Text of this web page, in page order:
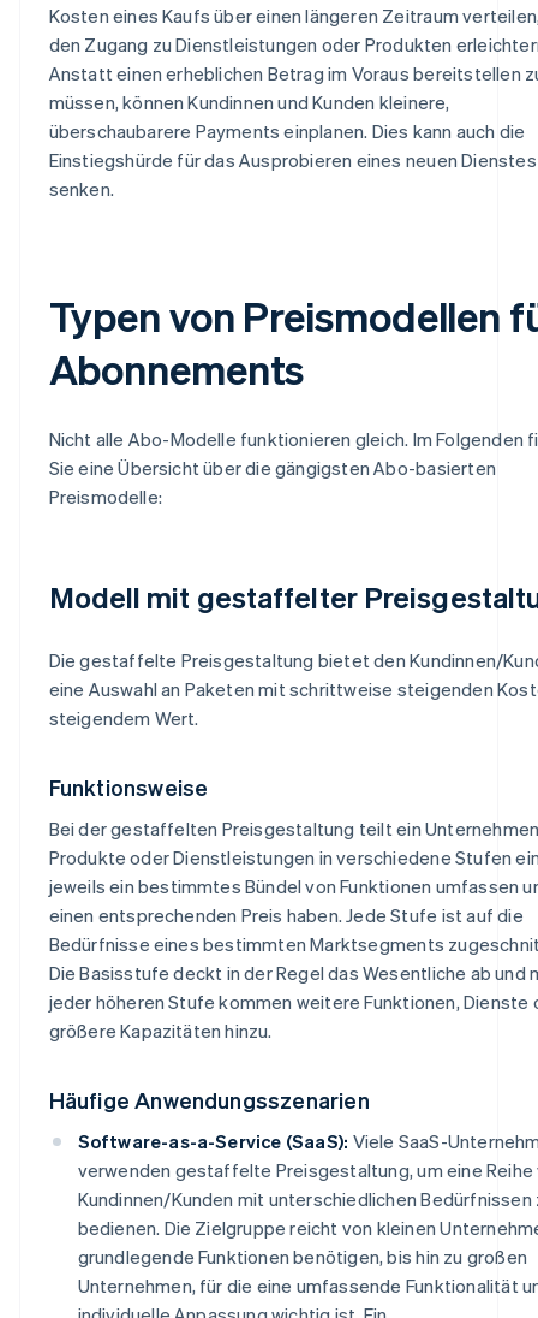
Kosten eines Kaufs über einen längeren Zeitraum
den Zugang zu Dienstleistungen oder Produkten
Anstatt einen erheblichen Betrag im Voraus bereitstellen
müssen, können Kundinnen und Kunden kleinere,
überschaubarere Payments einplanen. Dies kann auch die
Einstiegshürde für das Ausprobieren eines neuen Dienstes
senken.
Typen von Preismodellen
Abonnements
Nicht alle Abo-Modelle funktionieren gleich. Im Folgenden
Sie eine Übersicht über die gängigsten Abo-basierten
Preismodelle:
Modell mit gestaffelter
Die gestaffelte Preisgestaltung bietet den Kundinnen/
eine Auswahl an Paketen mit schrittweise steigenden
steigendem Wert.
Funktionsweise
Bei der gestaffelten Preisgestaltung teilt ein
Produkte oder Dienstleistungen in verschiedene Stufen
jeweils ein bestimmtes Bündel von Funktionen umfassen
einen entsprechenden Preis haben. Jede Stufe ist auf die
Bedürfnisse eines bestimmten Marktsegments
Die Basisstufe deckt in der Regel das Wesentliche ab und
jeder höheren Stufe kommen weitere Funktionen, Dienste
größere Kapazitäten hinzu.
Häufige Anwendungsszenarien
Software-as-a-Service (SaaS): Viele SaaS-
verwenden gestaffelte Preisgestaltung, um eine Reihe
Kundinnen/Kunden mit unterschiedlichen Bedürfnissen
bedienen. Die Zielgruppe reicht von kleinen
grundlegende Funktionen benötigen, bis hin zu großen
Unternehmen, für die eine umfassende Funktionalität